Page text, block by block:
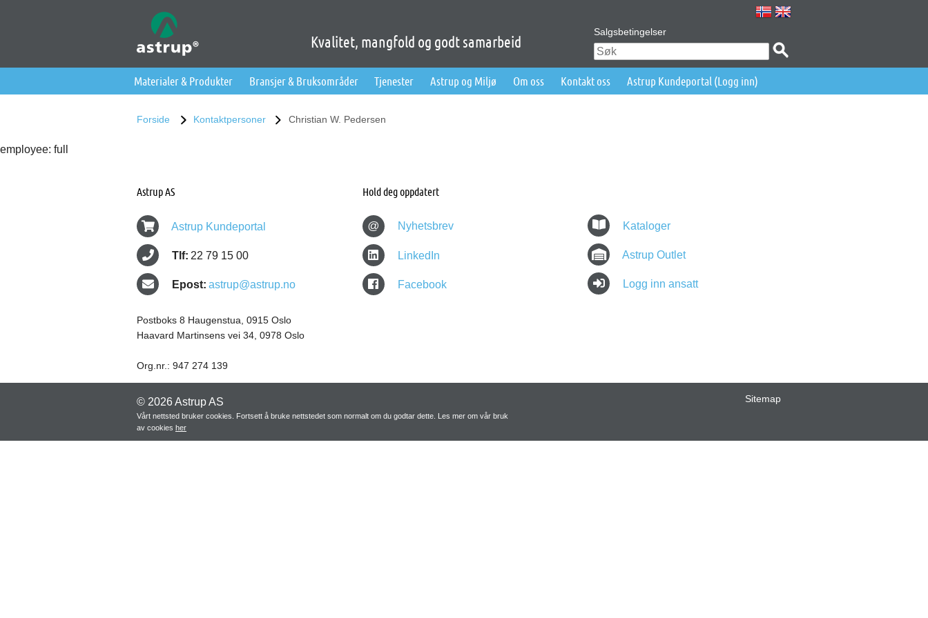
Kvalitet, mangfold og godt samarbeid
Salgsbetingelser
Materialer & Produkter Bransjer & Bruksområder Tjenester Astrup og Miljø Om oss Kontakt oss Astrup Kundeportal (Logg inn)
Forside Kontaktpersoner Christian W. Pedersen
employee: full
Astrup AS
Astrup Kundeportal
Tlf: 22 79 15 00
Epost: astrup@astrup.no
Postboks 8 Haugenstua, 0915 Oslo
Haavard Martinsens vei 34, 0978 Oslo
Org.nr.: 947 274 139
Hold deg oppdatert
@ Nyhetsbrev
LinkedIn
Facebook
Kataloger
Astrup Outlet
Logg inn ansatt
© 2026 Astrup AS
Vårt nettsted bruker cookies. Fortsett å bruke nettstedet som normalt om du godtar dette. Les mer om vår bruk
av cookies her
Sitemap